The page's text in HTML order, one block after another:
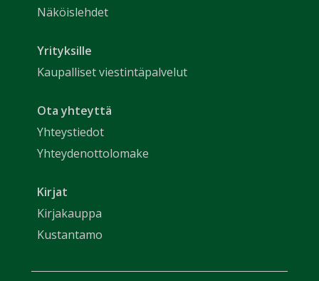
Näköislehdet
Yrityksille
Kaupalliset viestintäpalvelut
Ota yhteyttä
Yhteystiedot
Yhteydenottolomake
Kirjat
Kirjakauppa
Kustantamo